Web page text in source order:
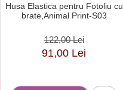
Husa Elastica pentru Fotoliu cu
brate,Animal Print-S03
122,00 Lei
91,00 Lei